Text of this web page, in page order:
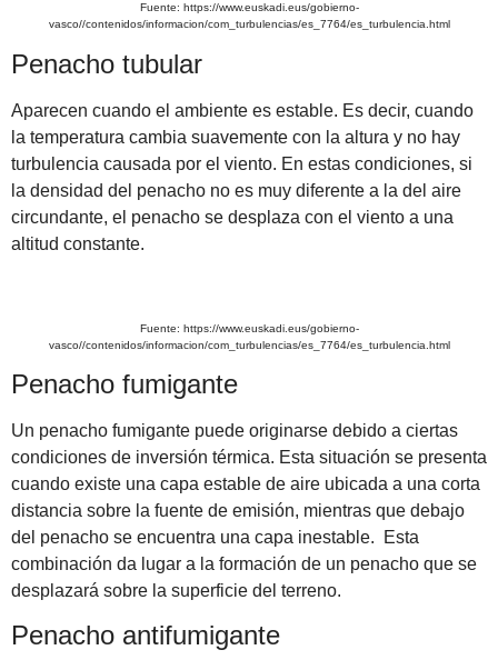
Fuente: https://www.euskadi.eus/gobierno-
vasco//contenidos/informacion/com_turbulencias/es_7764/es_turbulencia.html
Penacho tubular
Aparecen cuando el ambiente es estable. Es decir, cuando
la temperatura cambia suavemente con la altura y no hay
turbulencia causada por el viento. En estas condiciones, si
la densidad del penacho no es muy diferente a la del aire
circundante, el penacho se desplaza con el viento a una
altitud constante.
Fuente: https://www.euskadi.eus/gobierno-
vasco//contenidos/informacion/com_turbulencias/es_7764/es_turbulencia.html
Penacho fumigante
Un penacho fumigante puede originarse debido a ciertas
condiciones de inversión térmica. Esta situación se presenta
cuando existe una capa estable de aire ubicada a una corta
distancia sobre la fuente de emisión, mientras que debajo
del penacho se encuentra una capa inestable. Esta
combinación da lugar a la formación de un penacho que se
desplazará sobre la superficie del terreno.
Penacho antifumigante